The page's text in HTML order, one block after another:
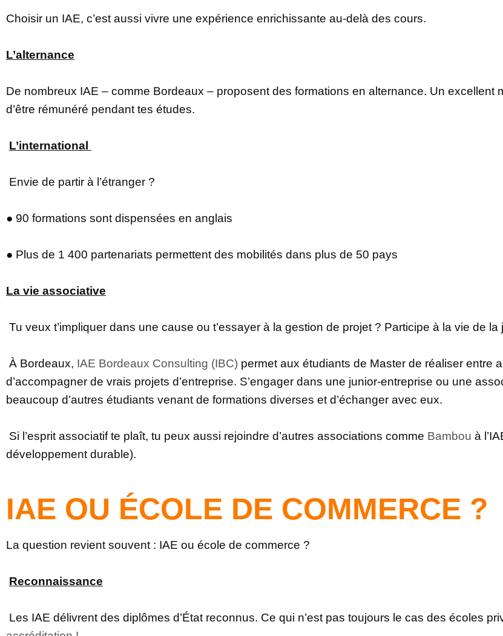
Choisir un IAE, c’est aussi vivre une expérience enrichissante au-delà des cours.
L’alternance
De nombreux IAE – comme Bordeaux – proposent des formations en alternance. Un excellent
d’être rémunéré pendant tes études.
L’international
Envie de partir à l’étranger ?
● 90 formations sont dispensées en anglais
● Plus de 1 400 partenariats permettent des mobilités dans plus de 50 pays
La vie associative
Tu veux t’impliquer dans une cause ou t’essayer à la gestion de projet ? Participe à la vie de
À Bordeaux, IAE Bordeaux Consulting (IBC) permet aux étudiants de Master de réaliser entre
d’accompagner de vrais projets d’entreprise. S’engager dans une junior-entreprise ou une
beaucoup d’autres étudiants venant de formations diverses et d’échanger avec eux.
Si l’esprit associatif te plaît, tu peux aussi rejoindre d’autres associations comme Bambou à
développement durable).
IAE OU ÉCOLE DE COMMERCE ?
La question revient souvent : IAE ou école de commerce ?
Reconnaissance
Les IAE délivrent des diplômes d’État reconnus. Ce qui n’est pas toujours le cas des écoles